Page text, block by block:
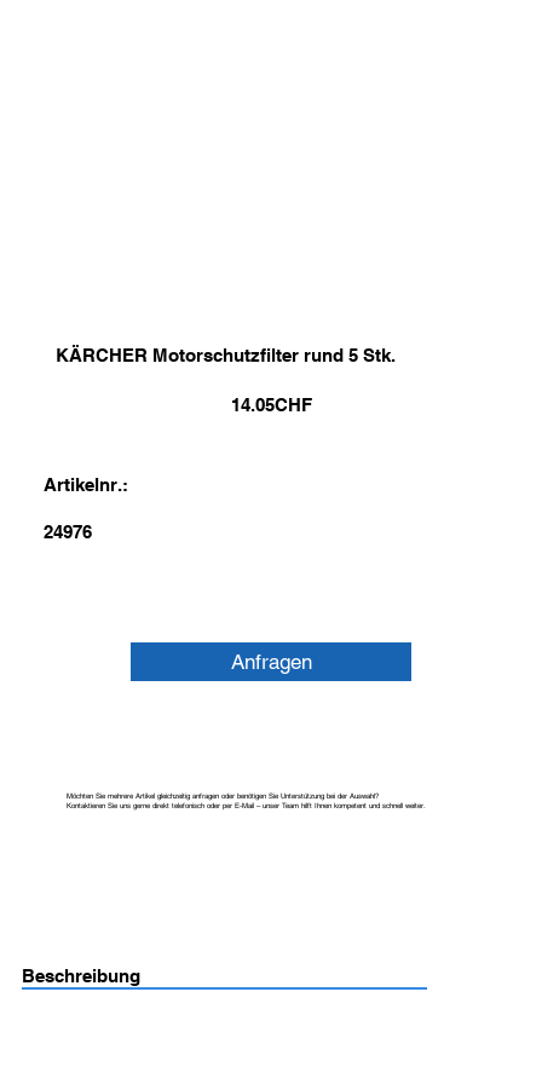
KÄRCHER Motorschutzfilter rund 5 Stk.
14.05CHF
Artikelnr.:
24976
Anfragen
Möchten Sie mehrere Artikel gleichzeitig anfragen oder benötigen Sie Unterstützung bei der Auswahl?
Kontaktieren Sie uns gerne direkt telefonisch oder per E-Mail – unser Team hilft Ihnen kompetent und schnell weiter.
Beschreibung